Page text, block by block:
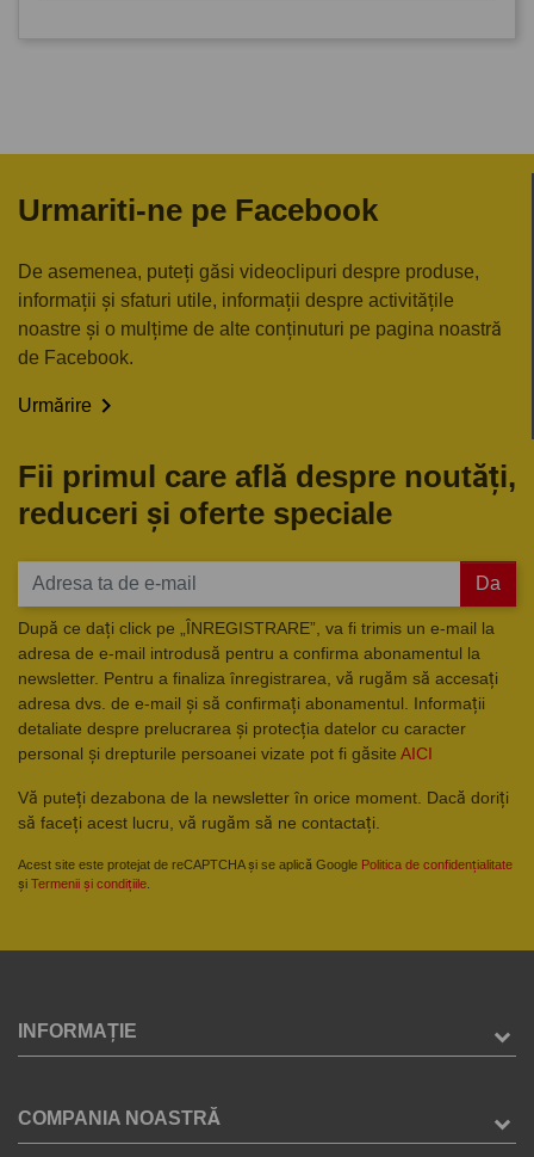
Urmariti-ne pe Facebook
De asemenea, puteți găsi videoclipuri despre produse,
informații și sfaturi utile, informații despre activitățile
noastre și o mulțime de alte conținuturi pe pagina noastră
de Facebook.
Urmărire 
Fii primul care află despre noutăți,
reduceri și oferte speciale
Da
După ce dați click pe „ÎNREGISTRARE”, va fi trimis un e-mail la
adresa de e-mail introdusă pentru a confirma abonamentul la
newsletter. Pentru a finaliza înregistrarea, vă rugăm să accesați
adresa dvs. de e-mail și să confirmați abonamentul. Informații
detaliate despre prelucrarea și protecția datelor cu caracter
personal și drepturile persoanei vizate pot fi găsite AICI
Vă puteți dezabona de la newsletter în orice moment. Dacă doriți
să faceți acest lucru, vă rugăm să ne contactați.
Acest site este protejat de reCAPTCHA și se aplică Google Politica de confidențialitate
și Termenii și condițiile
INFORMAȚIE
COMPANIA NOASTRĂ